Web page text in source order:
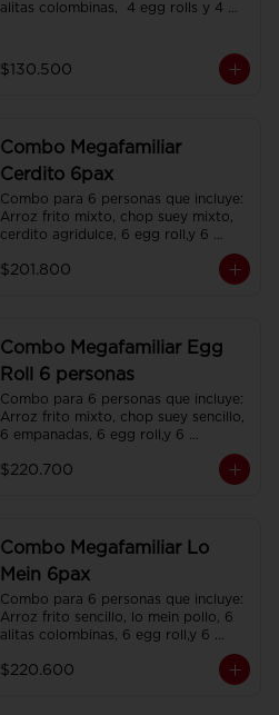
alitas colombinas,  4 egg rolls y 4
$130.500
Combo Megafamiliar
Cerdito 6pax
Combo para 6 personas que incluye:
Arroz frito mixto, chop suey mixto,
cerdito agridulce, 6 egg roll,y 6
individuales.
$201.800
Combo Megafamiliar Egg
Roll 6 personas
Combo para 6 personas que incluye:
Arroz frito mixto, chop suey sencillo,
6 empanadas, 6 egg roll,y 6
individuales.
$220.700
Combo Megafamiliar Lo
Mein 6pax
Combo para 6 personas que incluye:
Arroz frito sencillo, lo mein pollo, 6
alitas colombinas, 6 egg roll,y 6
individuales.
$220.600